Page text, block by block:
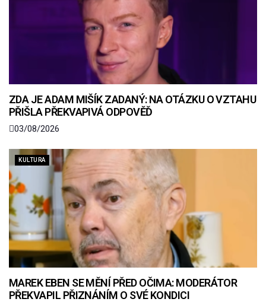
ZDA JE ADAM MIŠÍK ZADANÝ: NA OTÁZKU O VZTAHU
PŘIŠLA PŘEKVAPIVÁ ODPOVĚĎ
03/08/2026
KULTURA
MAREK EBEN SE MĚNÍ PŘED OČIMA: MODERÁTOR
PŘEKVAPIL PŘIZNÁNÍM O SVÉ KONDICI